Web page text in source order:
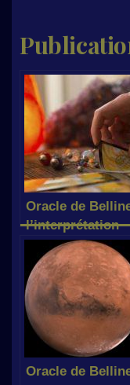
Oracle de
l’interprétation
des 3 premières
cartes
Oracle de